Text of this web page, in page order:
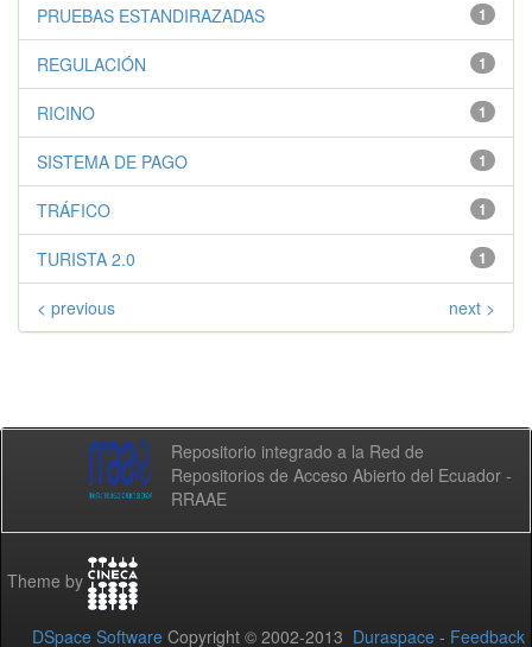
1
PRUEBAS ESTANDIRAZADAS
1
REGULACIÓN
1
RICINO
1
SISTEMA DE PAGO
1
TRÁFICO
1
TURISTA 2.0
< previous next >
Repositorio integrado a la Red de
Repositorios de Acceso Abierto del Ecuador -
RRAAE
Theme by
DSpace Software Copyright © 2002-2013 Duraspace - Feedback